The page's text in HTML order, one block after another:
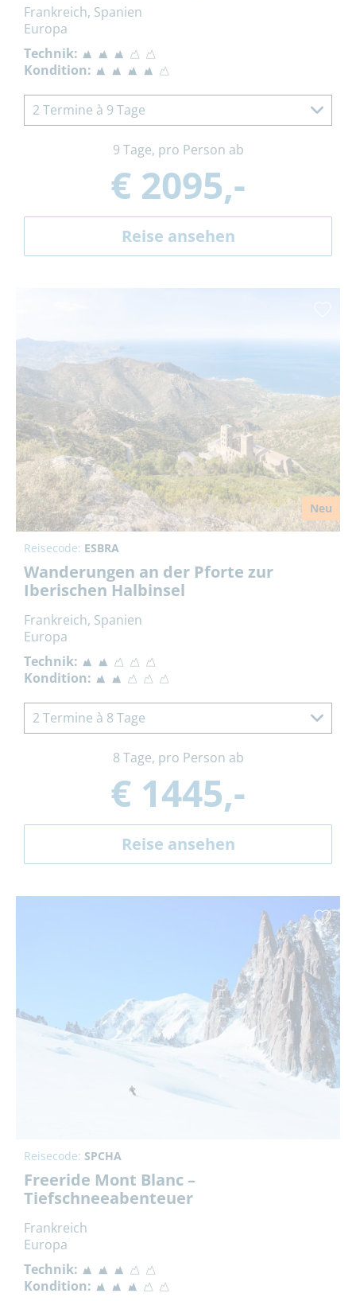
Frankreich, Spanien
Europa
Technik:
Kondition:
2 Termine à 9 Tage
9 Tage, pro Person ab
€ 2095,-
Reise ansehen
Neu
Reisecode: ESBRA
Wanderungen an der Pforte zur
Iberischen Halbinsel
Frankreich, Spanien
Europa
Technik:
Kondition:
2 Termine à 8 Tage
8 Tage, pro Person ab
€ 1445,-
Reise ansehen
Reisecode: SPCHA
Freeride Mont Blanc –
Tiefschneeabenteuer
Frankreich
Europa
Technik:
Kondition: